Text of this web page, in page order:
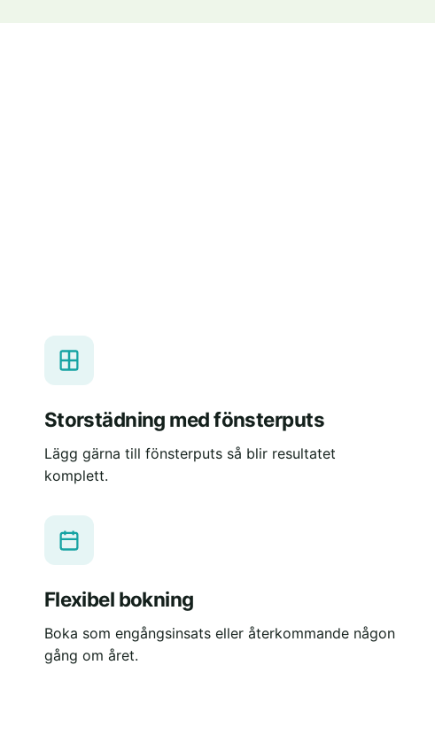
Storstädning med fönsterputs
Lägg gärna till fönsterputs så blir resultatet
komplett.
Flexibel bokning
Boka som engångsinsats eller återkommande någon
gång om året.